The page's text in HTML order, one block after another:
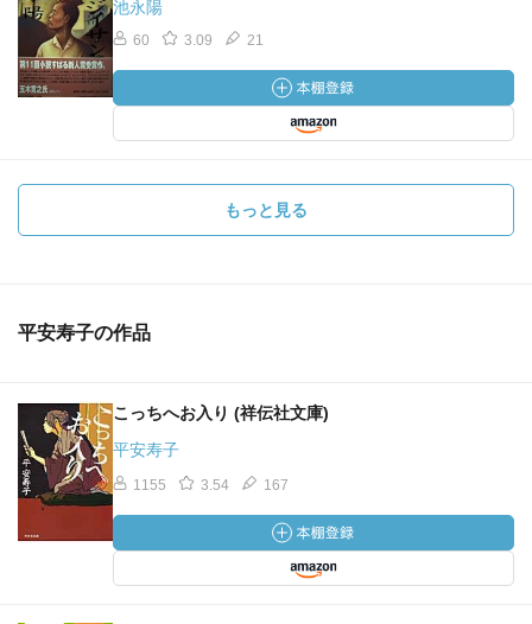
池永陽
60 3.09 21
もっと見る
平安寿子の作品
こっちへお入り (祥伝社文庫)
平安寿子
1155 3.54 167